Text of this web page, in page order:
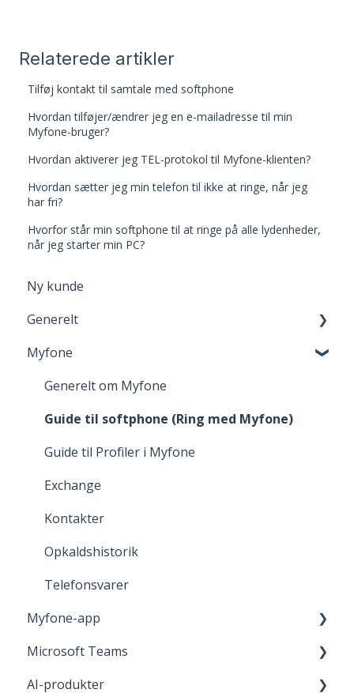
Relaterede artikler
Tilføj kontakt til samtale med softphone
Hvordan tilføjer/ændrer jeg en e-mailadresse til min
Myfone-bruger?
Hvordan aktiverer jeg TEL-protokol til Myfone-klienten?
Hvordan sætter jeg min telefon til ikke at ringe, når jeg
har fri?
Hvorfor står min softphone til at ringe på alle lydenheder,
når jeg starter min PC?
Ny kunde
Generelt
Browserunderstøttelse
Myfone
Generelt om Myfone
Guide til softphone (Ring med Myfone)
Guide til Profiler i Myfone
Exchange
Kontakter
Opkaldshistorik
Telefonsvarer
Myfone-app
Guide til Myfone-app
Generelt om Myfone-app
Microsoft Teams
Microsoft Teams-telefoni
AI-produkter